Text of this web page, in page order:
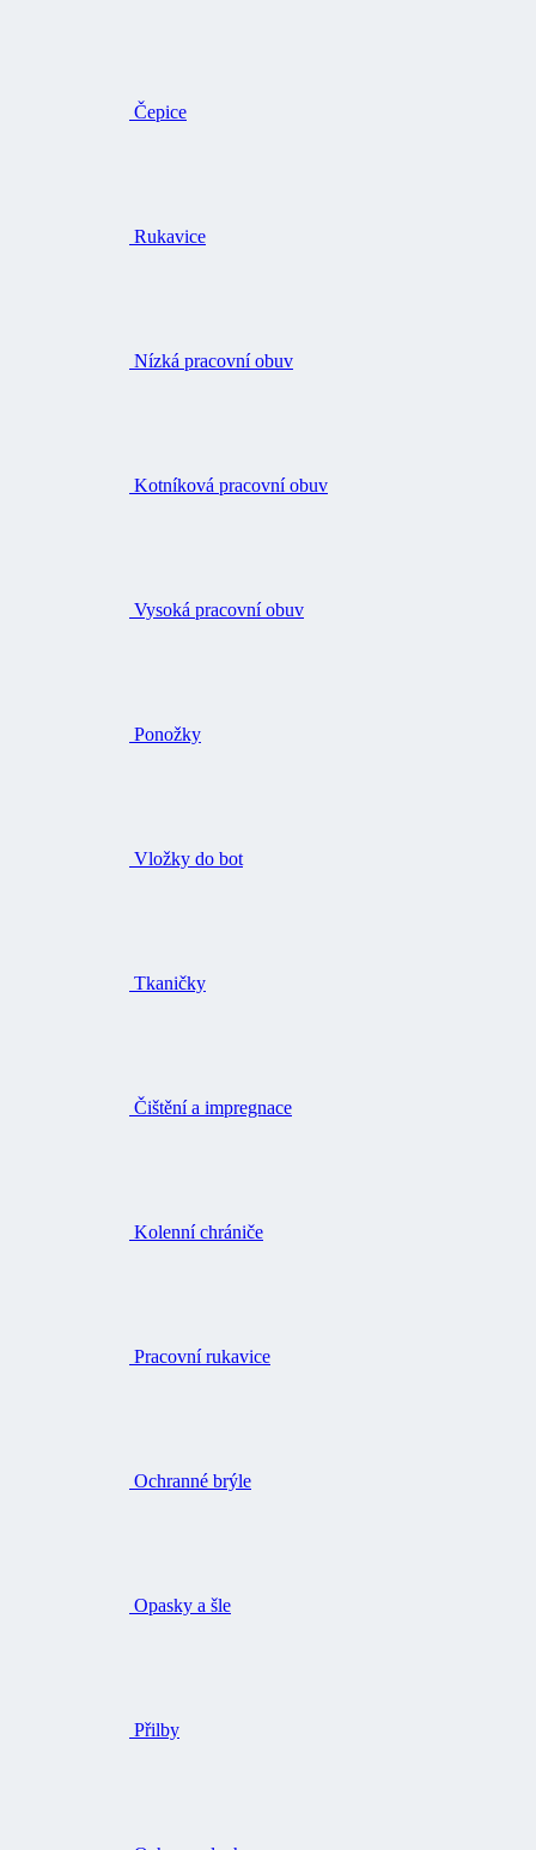
Čepice
Rukavice
Nízká pracovní obuv
Kotníková pracovní obuv
Vysoká pracovní obuv
Ponožky
Vložky do bot
Tkaničky
Čištění a impregnace
Kolenní chrániče
Pracovní rukavice
Ochranné brýle
Opasky a šle
Přilby